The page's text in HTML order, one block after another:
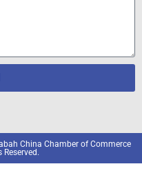
China Chamber of Commerce
Reserved.